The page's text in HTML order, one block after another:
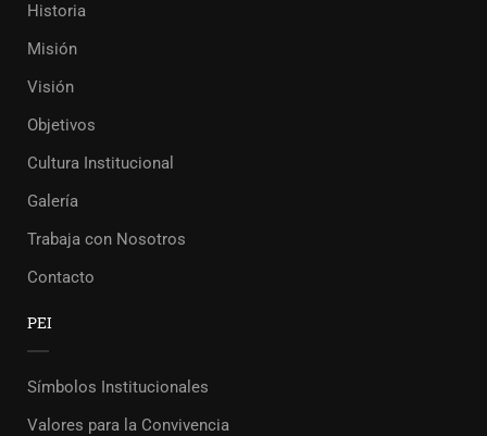
Historia
Misión
Visión
Objetivos
Cultura Institucional
Galería
Trabaja con Nosotros
Contacto
PEI
Símbolos Institucionales
Valores para la Convivencia